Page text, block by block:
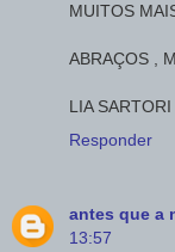
MUITOS
ABRAÇOS ,
LIA SARTORI
Responder
antes que a
13:57